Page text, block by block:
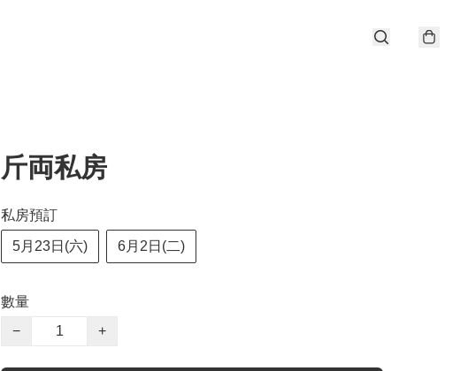
斤両私房
私房預訂
5月23日(六) 6月2日(二)
數量
−
+